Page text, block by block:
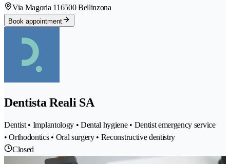
Via Magoria 116500 Bellinzona
Book appointment
Dentista Reali SA
Dentist • Implantology • Dental hygiene • Dentist emergency service
• Orthodontics • Oral surgery • Reconstructive dentistry
Closed